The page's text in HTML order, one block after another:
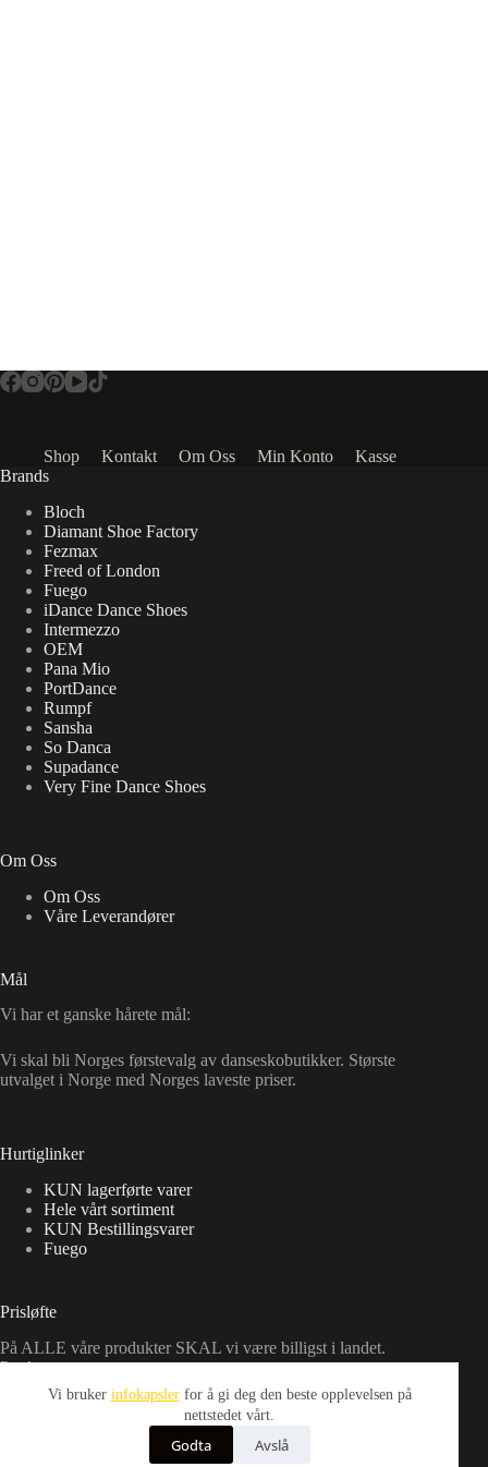
Vi bruker infokapslerfor å gi deg den beste opplevelsen på
nettstedet vårt.
Godta Avslå
Shop Kontakt Om Oss Min Konto
Kasse
Brands
Bloch
Diamant Shoe Factory
Fezmax
Freed of London
Fuego
iDance Dance Shoes
Intermezzo
OEM
Pana Mio
PortDance
Rumpf
Sansha
So Danca
Supadance
Very Fine Dance Shoes
Om Oss
Om Oss
Våre Leverandører
Mål
Vi har et ganske hårete mål:
Vi skal bli Norges førstevalg av danseskobutikker. Største
utvalget i Norge med Norges laveste priser.
Hurtiglinker
KUN lagerførte varer
Hele vårt sortiment
KUN Bestillingsvarer
Fuego
Prisløfte
På ALLE våre produkter SKAL vi være billigst i landet.
Punktum.